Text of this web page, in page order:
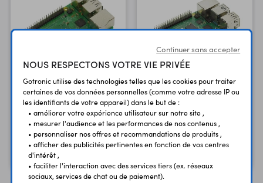
Carte Raspberry Pi 3 B+
1,4 GHz - 1 GB - Wi-Fi
2,4 et 5 GHz
59,90 € TTC
49,92 € HT
Carte Raspberry Pi 4 B -
4 GB
Version 4 GB
119,50 € TTC
Continuer sans accepter
NOUS RESPECTONS VOTRE VIE PRIVÉE
Gotronic utilise des technologies telles que les cookies pour traiter
certaines de vos données personnelles (comme votre adresse IP ou
les identifiants de votre appareil) dans le but de :
• améliorer votre expérience utilisateur sur notre site ,
• mesurer l'audience et les performances de nos contenus ,
• personnaliser nos offres et recommandations de produits ,
• afficher des publicités pertinentes en fonction de vos centres
d'intérêt ,
• faciliter l'interaction avec des services tiers (ex. réseaux
sociaux, services de chat ou de paiement).